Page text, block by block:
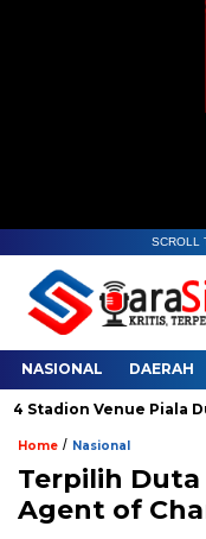
SCROLL
NASIONAL DAERAH
Venue Piala Dunia U-
Home / Nasional
Terpilih Duta
Agent of